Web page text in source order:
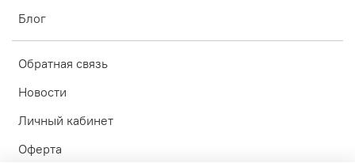
Блог
Обратная связь
Новости
Личный кабинет
Оферта